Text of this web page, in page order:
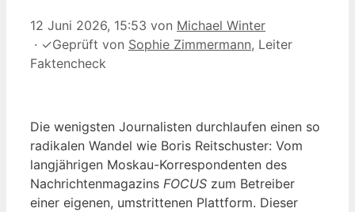
12 Juni 2026, 15:53 von Michael Winter
· ✓Geprüft von Sophie Zimmermann, Leiter
Faktencheck
Die wenigsten Journalisten durchlaufen einen so
radikalen Wandel wie Boris Reitschuster: Vom
langjährigen Moskau-Korrespondenten des
Nachrichtenmagazins FOCUS zum Betreiber
einer eigenen, umstrittenen Plattform. Dieser